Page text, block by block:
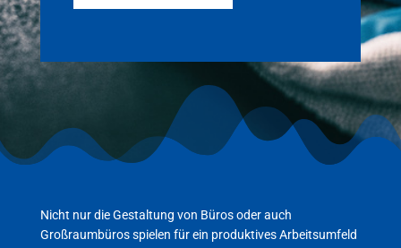
Nicht nur die Gestaltung von Büros oder auch
Großraumbüros spielen für ein produktives Arbeitsumfeld